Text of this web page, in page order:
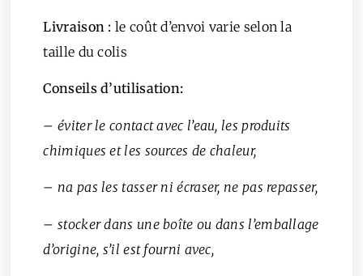
Livraison : le coût d’envoi varie selon la
taille du colis
Conseils d’utilisation:
– éviter le contact avec l’eau, les produits
chimiques et les sources de chaleur,
– na pas les tasser ni écraser, ne pas repasser,
– stocker dans une boîte ou dans l’emballage
d’origine, s’il est fourni avec,